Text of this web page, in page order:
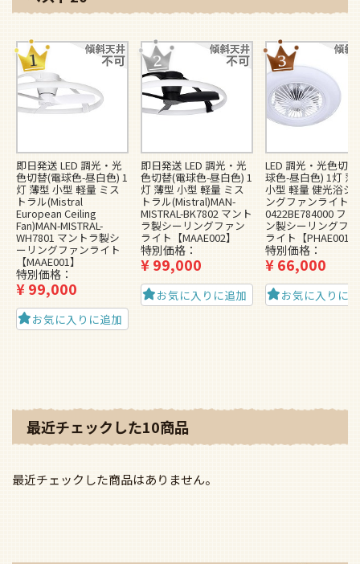
即日発送 LED 調光・光
色切替(電球色-昼白色) 1
灯 薄型 小型 軽量 ミス
トラル(Mistral
European Ceiling
Fan)MAN-MISTRAL-
WH7801 マントラ製シ
ーリングファンライト
【MAAE001】
特別価格
¥99,000
お気に入りに追加
即日発送 LED 調光・光
色切替(電球色-昼白色) 1
灯 薄型 小型 軽量 ミス
トラル(Mistral)MAN-
MISTRAL-BK7802 マント
ラ製シーリングファン
ライト【MAAE002】
特別価格
¥99,000
お気に入りに追加
LED 調光・光色切
球色-昼白色) 1灯 薄
小型 軽量 健光浴シ
ングファンライト
0422BE784000 フ
ン製シーリングフ
ライト【PHAE001】
特別価格
¥66,000
お気に入りに
最近チェックした10商品
最近チェックした商品はありません。